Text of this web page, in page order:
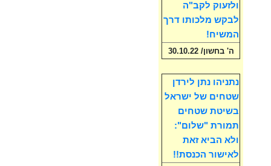
ולזעוק לקב"ה
לבקש מלכותו דרך
המשיח!
ה' בחשון/ 30.10.22
נתניהו נתן לירדן
שטחים של ישראל
בשיטת שטחים
תמורת "שלום":
ולא הביא זאת
לאישור הכנסת!!